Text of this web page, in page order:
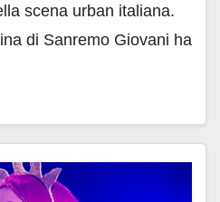
scena urban italiana.
di Sanremo Giovani ha